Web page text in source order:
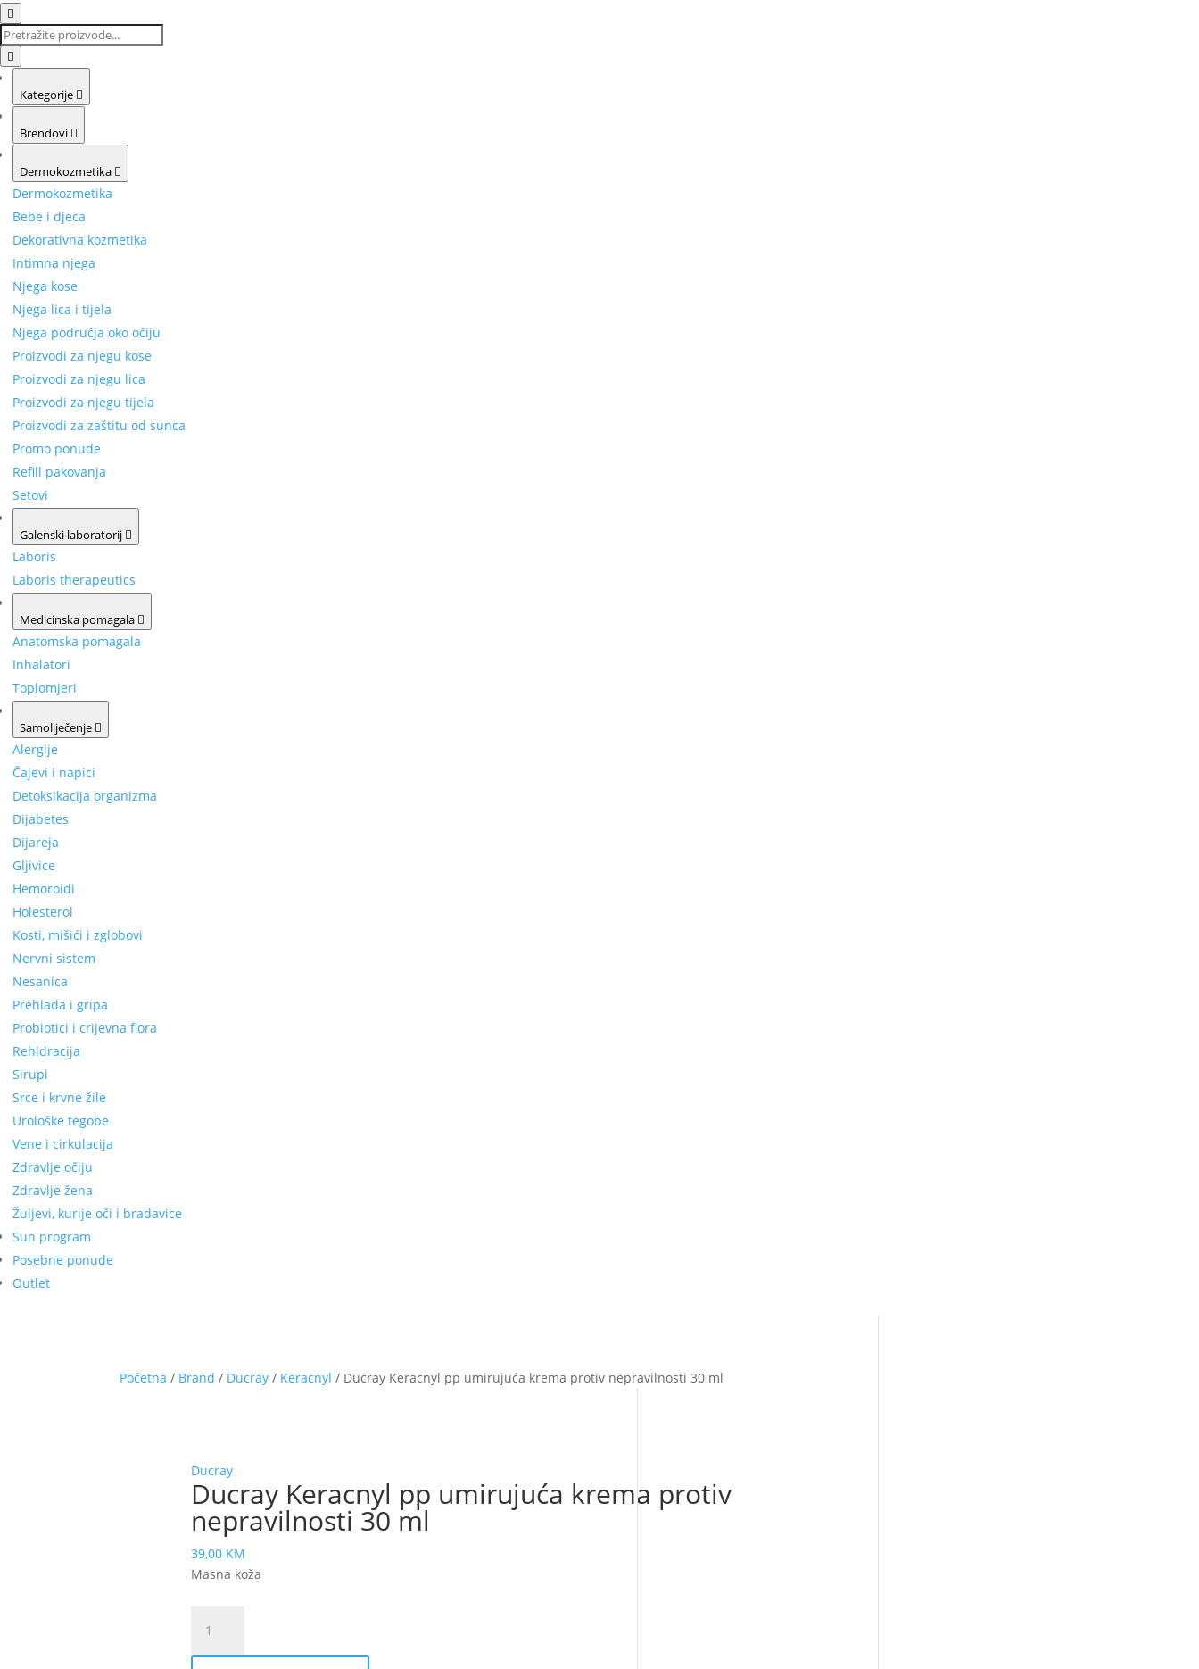
Kategorije
Brendovi
Dermokozmetika
Dermokozmetika
Bebe i djeca
Dekorativna kozmetika
Intimna njega
Njega kose
Njega lica i tijela
Njega područja oko očiju
Proizvodi za njegu kose
Proizvodi za njegu lica
Proizvodi za njegu tijela
Proizvodi za zaštitu od sunca
Promo ponude
Refill pakovanja
Setovi
Galenski laboratorij
Laboris
Laboris therapeutics
Medicinska pomagala
Anatomska pomagala
Inhalatori
Toplomjeri
Samoliječenje
Alergije
Čajevi i napici
Detoksikacija organizma
Dijabetes
Dijareja
Gljivice
Hemoroidi
Holesterol
Kosti, mišići i zglobovi
Nervni sistem
Nesanica
Prehlada i gripa
Probiotici i crijevna flora
Rehidracija
Sirupi
Srce i krvne žile
Urološke tegobe
Vene i cirkulacija
Zdravlje očiju
Zdravlje žena
Žuljevi, kurije oči i bradavice
Sun program
Posebne ponude
Outlet
Početna / Brand / Ducray / Keracnyl / Ducray Keracnyl pp umirujuća krema protiv nepravilnosti 30 ml
Ducray
Ducray Keracnyl pp umirujuća krema protiv
nepravilnosti 30 ml
39,00 KM
Masna koža
Keracnyl
pp